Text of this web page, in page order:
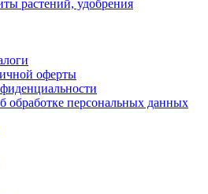
растений, удобрения
оферты
обработке персональных данных